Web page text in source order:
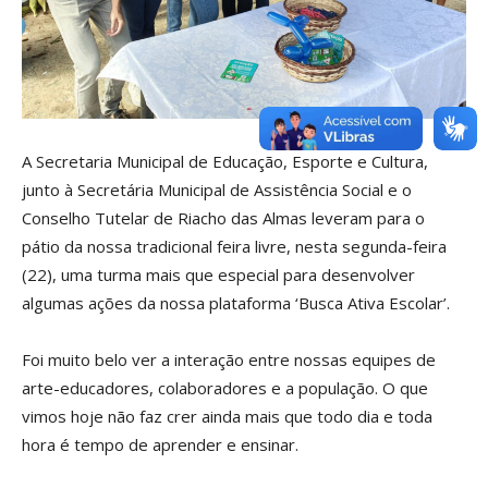
font_download
Marcar links
Redefinir todas as opções
cached
A Secretaria Municipal de Educação, Esporte e Cultura,
junto à Secretária Municipal de Assistência Social e o
Conselho Tutelar de Riacho das Almas leveram para o
pátio da nossa tradicional feira livre, nesta segunda-feira
(22), uma turma mais que especial para desenvolver
algumas ações da nossa plataforma ‘Busca Ativa Escolar’.
Foi muito belo ver a interação entre nossas equipes de
arte-educadores, colaboradores e a população. O que
vimos hoje não faz crer ainda mais que todo dia e toda
hora é tempo de aprender e ensinar.